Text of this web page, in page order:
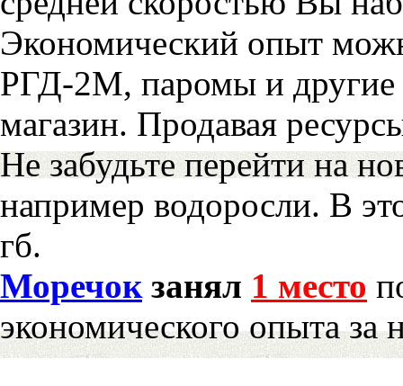
Экономический опыт
РГД-2М, паромы и другие
магазин. Продавая
Не забудьте перейти на
например водоросли. В
гб.
Моречокзанял 1 место
экономического опыта за